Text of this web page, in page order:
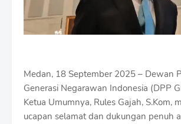
Medan, 18 September 2025 – Dewan
Generasi Negarawan Indonesia (DPP
Ketua Umumnya, Rules Gajah, S.Kom,
ucapan selamat dan dukungan penuh